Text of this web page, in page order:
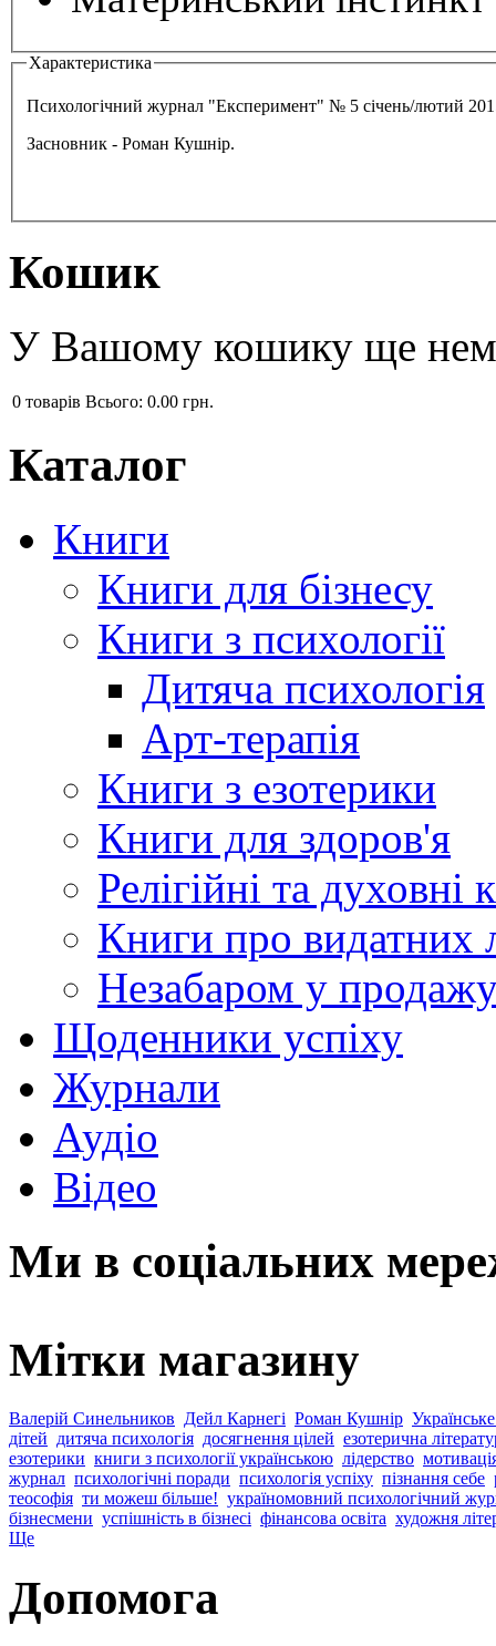
Характеристика
Психологічний журнал "Експеримент" № 5 січень/лютий
Засновник - Роман Кушнір.
Кошик
У Вашому кошику ще
0 товарів Всього: 0.00 грн.
Каталог
Книги
Книги для бізнесу
Книги з психології
Дитяча психологія
Арт-терапія
Книги з езотерики
Книги для здоров'я
Релігійні та духовні
Книги про видатних
Незабаром у
Щоденники успіху
Журнали
Аудіо
Відео
Ми в соціальних
Мітки магазину
Валерій Синельников Дейл Карнегі Роман Кушнір
дітей дитяча психологія досягнення цілей езотерична
езотерики книги з психології українською лідерство
журнал психологічні поради психологія успіху пізнання себе
теософія ти можеш більше! україномовний психологічний
бізнесмени успішність в бізнесі фінансова освіта художня
Ще
Допомога